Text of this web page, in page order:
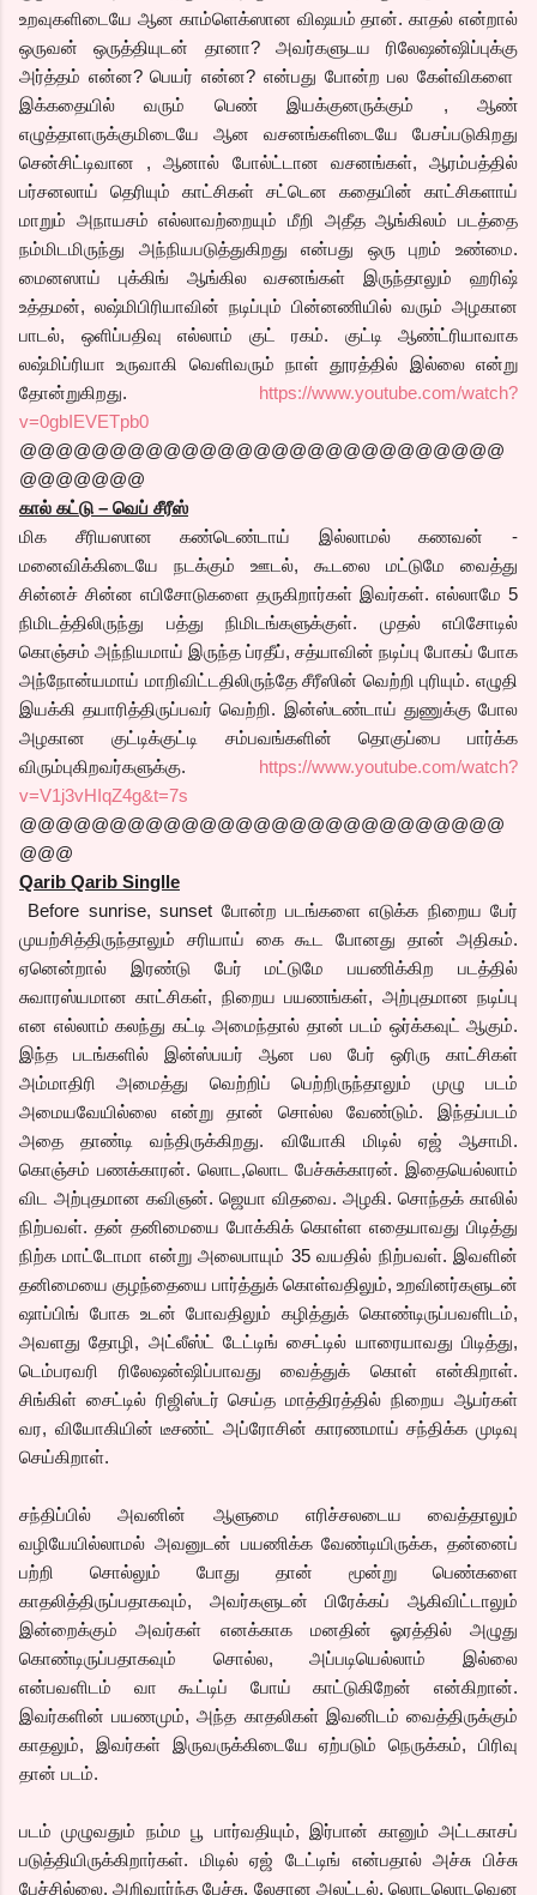
உறவுகளிடையே ஆன காம்ளெக்ஸான விஷயம் தான். காதல் என்றால்
ஒருவன் ஒருத்தியுடன் தானா? அவர்களுடய ரிலேஷன்ஷிப்புக்கு
அர்த்தம் என்ன? பெயர் என்ன? என்பது போன்ற பல கேள்விகளை
இக்கதையில் வரும் பெண் இயக்குனருக்கும் , ஆண்
எழுத்தாளருக்குமிடையே ஆன வசனங்களிடையே பேசப்படுகிறது
சென்சிட்டிவான , ஆனால் போல்ட்டான வசனங்கள், ஆரம்பத்தில்
பர்சனலாய் தெரியும் காட்சிகள் சட்டென கதையின் காட்சிகளாய்
மாறும் அநாயசம் எல்லாவற்றையும் மீறி அதீத ஆங்கிலம் படத்தை
நம்மிடமிருந்து அந்நியபடுத்துகிறது என்பது ஒரு புறம் உண்மை.
மைனஸாய் புக்கிங் ஆங்கில வசனங்கள் இருந்தாலும் ஹரிஷ்
உத்தமன், லஷ்மிபிரியாவின் நடிப்பும் பின்னணியில் வரும் அழகான
பாடல், ஒளிப்பதிவு எல்லாம் குட் ரகம். குட்டி ஆண்ட்ரியாவாக
லஷ்மிப்ரியா உருவாகி வெளிவரும் நாள் தூரத்தில் இல்லை என்று
தோன்றுகிறது.
https://www.youtube.com/watch?
v=0gbIEVETpb0
@@@@@@@@@@@@@@@@@@@@@@@@@@@
@@@@@@@
கால் கட்டு – வெப் சீரீஸ்
மிக சீரியஸான கண்டெண்டாய் இல்லாமல் கணவன் -
மனைவிக்கிடையே நடக்கும் ஊடல், கூடலை மட்டுமே வைத்து
சின்னச் சின்ன எபிசோடுகளை தருகிறார்கள் இவர்கள். எல்லாமே 5
நிமிடத்திலிருந்து பத்து நிமிடங்களுக்குள். முதல் எபிசோடில்
கொஞ்சம் அந்நியமாய் இருந்த ப்ரதீப், சத்யாவின் நடிப்பு போகப் போக
அந்நோன்யமாய் மாறிவிட்டதிலிருந்தே சீரீஸின் வெற்றி புரியும். எழுதி
இயக்கி தயாரித்திருப்பவர் வெற்றி. இன்ஸ்டண்டாய் துணுக்கு போல
அழகான குட்டிக்குட்டி சம்பவங்களின் தொகுப்பை பார்க்க
விரும்புகிறவர்களுக்கு.
https://www.youtube.com/watch?
v=V1j3vHIqZ4g&t=7s
@@@@@@@@@@@@@@@@@@@@@@@@@@@
@@@
Qarib Qarib Singlle
Before sunrise, sunset போன்ற படங்களை எடுக்க நிறைய பேர்
முயற்சித்திருந்தாலும் சரியாய் கை கூட போனது தான் அதிகம்.
ஏனென்றால் இரண்டு பேர் மட்டுமே பயணிக்கிற படத்தில்
சுவாரஸ்யமான காட்சிகள், நிறைய பயணங்கள், அற்புதமான நடிப்பு
என எல்லாம் கலந்து கட்டி அமைந்தால் தான் படம் ஒர்க்கவுட் ஆகும்.
இந்த படங்களில் இன்ஸ்பயர் ஆன பல பேர் ஒரிரு காட்சிகள்
அம்மாதிரி அமைத்து வெற்றிப் பெற்றிருந்தாலும் முழு படம்
அமையவேயில்லை என்று தான் சொல்ல வேண்டும். இந்தப்படம்
அதை தாண்டி வந்திருக்கிறது. வியோகி மிடில் ஏஜ் ஆசாமி.
கொஞ்சம் பணக்காரன். லொட,லொட பேச்சுக்காரன். இதையெல்லாம்
விட அற்புதமான கவிஞன். ஜெயா விதவை. அழகி. சொந்தக் காலில்
நிற்பவள். தன் தனிமையை போக்கிக் கொள்ள எதையாவது பிடித்து
நிற்க மாட்டோமா என்று அலைபாயும் 35 வயதில் நிற்பவள். இவளின்
தனிமையை குழந்தையை பார்த்துக் கொள்வதிலும், உறவினர்களுடன்
ஷாப்பிங் போக உடன் போவதிலும் கழித்துக் கொண்டிருப்பவளிடம்,
அவளது தோழி, அட்லீஸ்ட் டேட்டிங் சைட்டில் யாரையாவது பிடித்து,
டெம்பரவரி ரிலேஷன்ஷிப்பாவது வைத்துக் கொள் என்கிறாள்.
சிங்கிள் சைட்டில் ரிஜிஸ்டர் செய்த மாத்திரத்தில் நிறைய ஆபர்கள்
வர, வியோகியின் டீசண்ட் அப்ரோசின் காரணமாய் சந்திக்க முடிவு
செய்கிறாள்.
சந்திப்பில் அவனின் ஆளுமை எரிச்சலடைய வைத்தாலும்
வழியேயில்லாமல் அவனுடன் பயணிக்க வேண்டியிருக்க, தன்னைப்
பற்றி சொல்லும் போது தான் மூன்று பெண்களை
காதலித்திருப்பதாகவும், அவர்களுடன் பிரேக்கப் ஆகிவிட்டாலும்
இன்றைக்கும் அவர்கள் எனக்காக மனதின் ஓரத்தில் அழுது
கொண்டிருப்பதாகவும் சொல்ல, அப்படியெல்லாம் இல்லை
என்பவளிடம் வா கூட்டிப் போய் காட்டுகிறேன் என்கிறான்.
இவர்களின் பயணமும், அந்த காதலிகள் இவனிடம் வைத்திருக்கும்
காதலும், இவர்கள் இருவருக்கிடையே ஏற்படும் நெருக்கம், பிரிவு
தான் படம்.
படம் முழுவதும் நம்ம பூ பார்வதியும், இர்பான் கானும் அட்டகாசப்
படுத்தியிருக்கிறார்கள். மிடில் ஏஜ் டேட்டிங் என்பதால் அச்சு பிச்சு
பேச்சில்லை. அறிவார்ந்த பேச்சு. லேசான அலட்டல், லொடலொடவென